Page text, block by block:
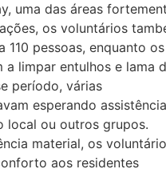
uma das áreas
os voluntários
110 pessoas, enquanto os
a limpar entulhos e lama
período, várias
esperando assistência
local ou outros grupos.
material, os
aos residentes